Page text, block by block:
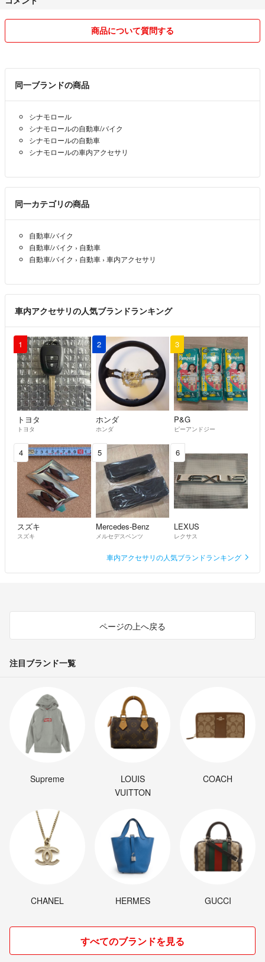
どうぞよろしくお願いします。
商品について質問する
同一ブランドの商品
シナモロール
シナモロールの自動車/バイク
シナモロールの自動車
シナモロールの車内アクセサリ
同一カテゴリの商品
自動車/バイク
自動車/バイク › 自動車
自動車/バイク › 自動車 › 車内アクセサリ
車内アクセサリの人気ブランドランキング
1
トヨタ
トヨタ
2
ホンダ
ホンダ
3
P&G
ピーアンドジー
4
スズキ
スズキ
5
Mercedes-Benz
メルセデスベンツ
6
LEXUS
レクサス
車内アクセサリの人気ブランドランキング
ページの上へ戻る
注目ブランド一覧
Supreme
LOUIS
VUITTON
COACH
CHANEL HERMES GUCCI
すべてのブランドを見る